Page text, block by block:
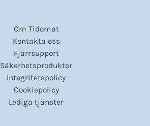
Om Tidomat
Kontakta oss
Fjärrsupport
Säkerhetsprodukter
Integritetspolicy
Cookiepolicy
Lediga tjänster